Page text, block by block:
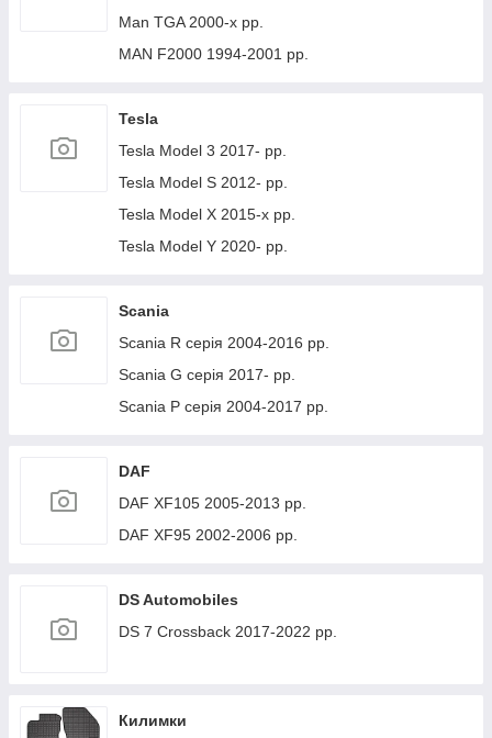
Man TGA 2000-х рр.
MAN F2000 1994-2001 рр.
Tesla
Tesla Model 3 2017- рр.
Tesla Model S 2012- рр.
Tesla Model X 2015-х рр.
Tesla Model Y 2020- рр.
Scania
Scania R серія 2004-2016 рр.
Scania G серія 2017- рр.
Scania P серія 2004-2017 рр.
DAF
DAF XF105 2005-2013 рр.
DAF XF95 2002-2006 рр.
DS Automobiles
DS 7 Crossback 2017-2022 рр.
Килимки